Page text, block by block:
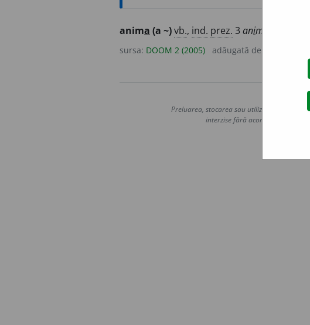
anima (a ~)vb., ind. prez. 3 animă
sursa: DOOM 2 (2005) adăugată de
Preluarea, stocarea sau utilizarea datelor
interzise fără acordul nostru